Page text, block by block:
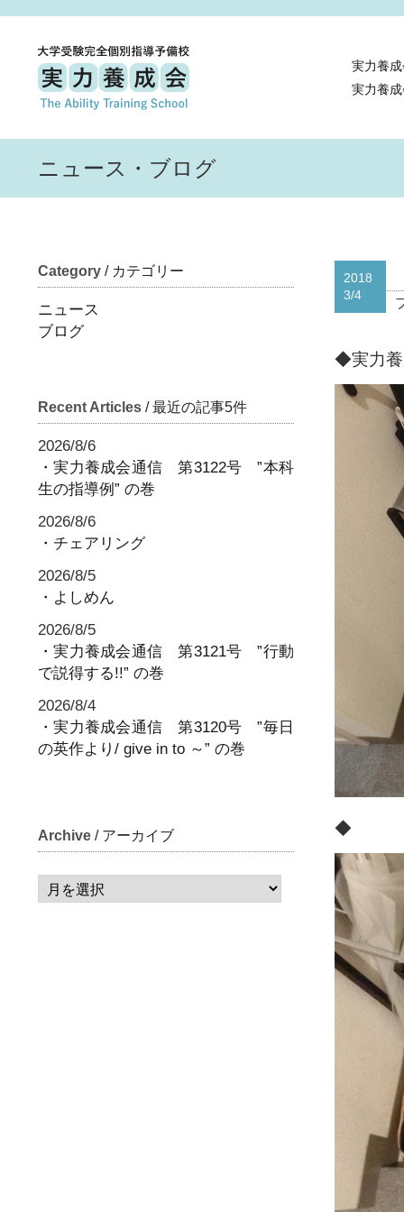
実力養
実力養
ニュース・ブログ
Category / カテゴリー
ニュース
ブログ
Recent Articles / 最近の記事5件
2026/8/6
・実力養成会通信 第3122号 ”本科
生の指導例” の巻
2026/8/6
・チェアリング
2026/8/5
・よしめん
2026/8/5
・実力養成会通信 第3121号 ”行動
で説得する!!” の巻
2026/8/4
・実力養成会通信 第3120号 ”毎日
の英作より/ give in to ～” の巻
Archive / アーカイブ
2018
3/4
◆実力養
◆